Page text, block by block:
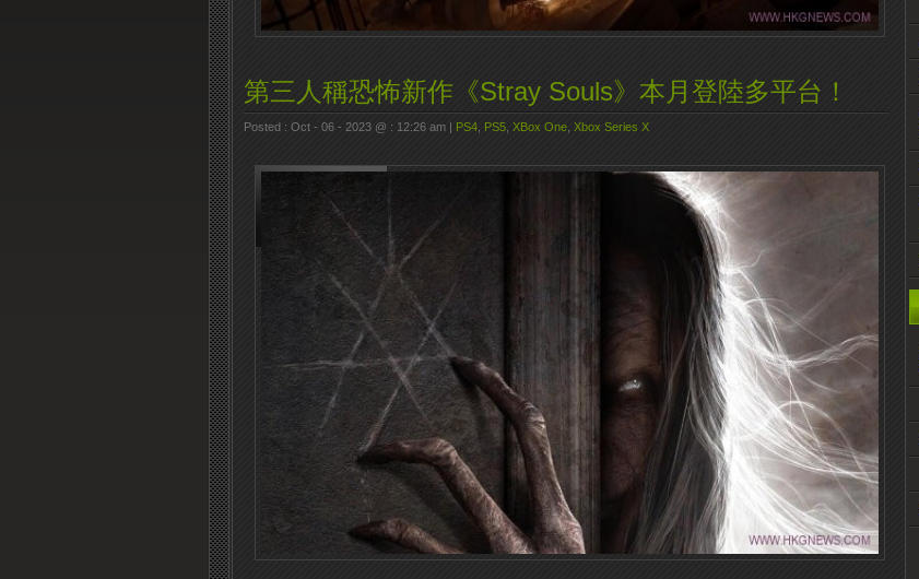
第三人稱恐怖新作《Stray Souls》本月登陸多平台！
Posted : Oct - 06 - 2023 @ : 12:26 am | PS4 PS5 XBox One Xbox Series X